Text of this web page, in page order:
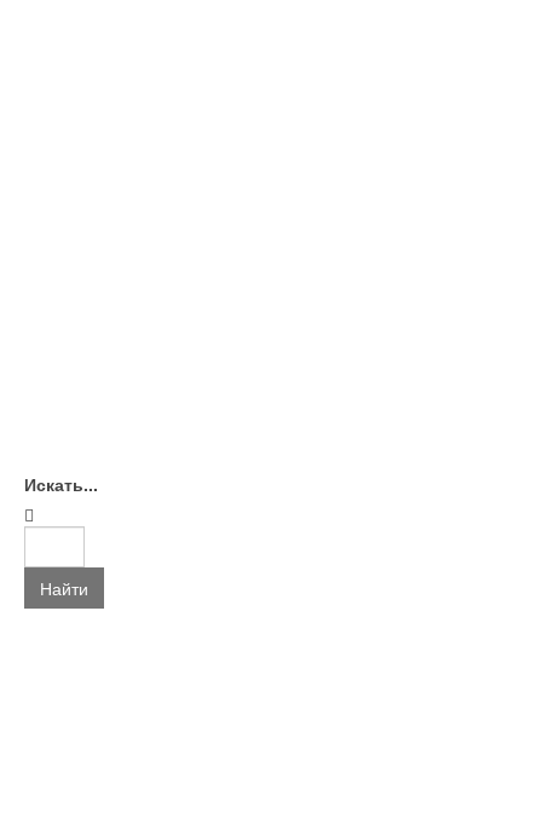
Искать...
Найти